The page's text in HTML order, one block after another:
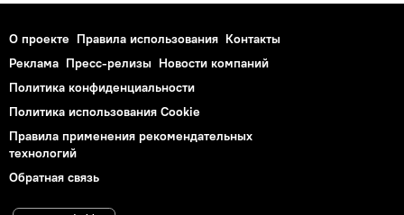
О проекте Правила использования Контакты
Реклама Пресс-релизы Новости компаний
Политика конфиденциальности
Политика использования Cookie
Правила применения рекомендательных
технологий
Обратная связь